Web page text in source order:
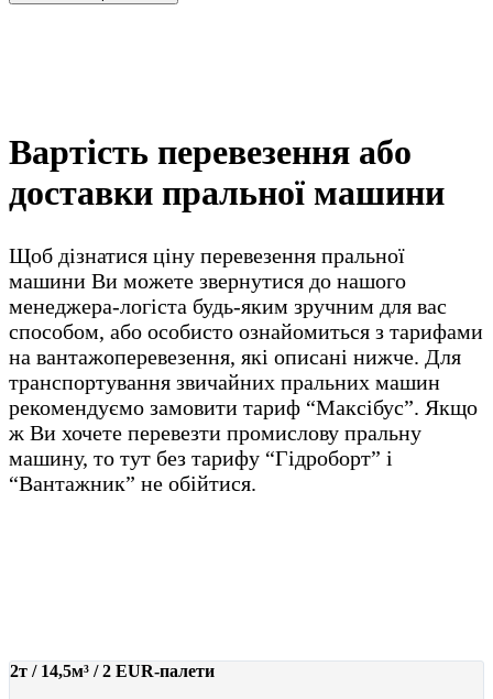
Вартість перевезення або
доставки пральної машини
Щоб дізнатися ціну перевезення пральної
машини Ви можете звернутися до нашого
менеджера-логіста будь-яким зручним для вас
способом, або особисто ознайомиться з тарифами
на вантажоперевезення, які описані нижче. Для
транспортування звичайних пральних машин
рекомендуємо замовити тариф “Максібус”. Якщо
ж Ви хочете перевезти промислову пральну
машину, то тут без тарифу “Гідроборт” і
“Вантажник” не обійтися.
2т / 14,5м³ / 2 EUR-палети